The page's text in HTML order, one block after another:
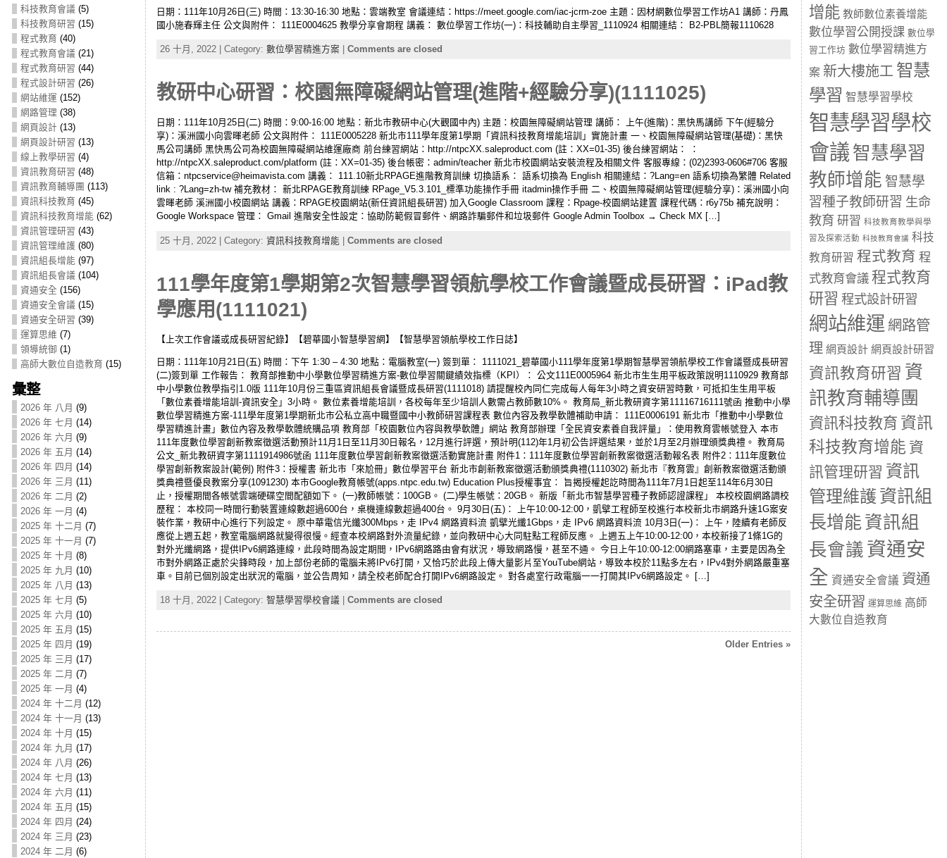
科技教育會議 (5)
科技教育研習 (15)
程式教育 (40)
程式教育會議 (21)
程式教育研習 (44)
程式設計研習 (26)
網站維運 (152)
網路管理 (38)
網頁設計(13)
網頁設計研習 (13)
線上教學研習 (4)
資訊教育研習 (48)
資訊教育輔導團 (113)
資訊科技教育 (45)
資訊科技教育增能(62)
資訊管理研習 (43)
資訊管理維護(80)
資訊組長增能(97)
資訊組長會議 (104)
資通安全 (156)
資通安全會議 (15)
資通安全研習 (39)
運算思維 (7)
領導統御 (1)
高師大數位自造教育 (15)
彙整
2026 年 八月 (9)
2026 年 七月 (14)
2026 年 六月 (9)
2026 年 五月 (14)
2026 年 四月 (14)
2026 年 三月 (11)
2026 年 二月 (2)
2026 年 一月 (4)
2025 年 十二月 (7)
2025 年 十一月 (7)
2025 年 十月 (8)
2025 年 九月 (10)
2025 年 八月 (13)
2025 年 七月 (5)
2025 年 六月 (10)
2025 年 五月 (15)
2025 年 四月 (19)
2025 年 三月 (17)
2025 年 二月 (7)
2025 年 一月 (4)
2024 年 十二月 (12)
2024 年 十一月 (13)
2024 年 十月 (15)
2024 年 九月 (17)
2024 年 八月 (26)
2024 年 七月 (13)
2024 年 六月 (11)
2024 年 五月 (15)
2024 年 四月 (24)
2024 年 三月 (23)
2024 年 二月 (6)
日期：111年10月26日(三) 時間：13:30-16:30 地點：雲端教室 會議連結：https://meet.google.com/iac-jcrm-zoe 主題：因材網數位學習工作坊A1 講師：丹鳳
國小施春輝主任 公文與附件： 111E0004625 教學分享會期程 講義： 數位學習工作坊(一)：科技輔助自主學習_1110924 相關連結： B2-PBL簡報1110628
26 十月, 2022 | Category: 數位學習精進方案 Comments are closed
教研中心研習：校園無障礙網站管理(進階+經驗分享)(1111025)
日期：111年10月25日(二) 時間：9:00-16:00 地點：新北市教研中心(大觀國中內) 主題：校園無障礙網站管理 講師： 上午(進階)：黑快馬講師 下午(經驗分
享)：溪洲國小向雲暉老師 公文與附件： 111E0005228 新北市111學年度第1學期「資訊科技教育增能培訓」實施計畫 一、校園無障礙網站管理(基礎)：黑快
馬公司講師 黑快馬公司為校園無障礙網站維運廠商 前台練習網站：http://ntpcXX.saleproduct.com (註：XX=01-35) 後台練習網站： ：
http://ntpcXX.saleproduct.com/platform (註：XX=01-35) 後台帳密：admin/teacher 新北市校園網站安裝流程及相關文件 客服專線：(02)2393-0606#706 客服
信箱：ntpcservice@heimavista.com 講義： 111.10新北RPAGE進階教育訓練 切換語系： 語系切換為 English 相關連結：?Lang=en 語系切換為繁體 Related
link : ?Lang=zh-tw 補充教材： 新北RPAGE教育訓練 RPage_V5.3.101_標準功能操作手冊 itadmin操作手冊 二、校園無障礙網站管理(經驗分享)：溪洲國小向
雲暉老師 溪洲國小校園網站 講義：RPAGE校園網站(新任資訊組長研習) 加入Google Classroom 課程：Rpage-校園網站建置 課程代碼：r6y75b 補充說明：
Google Workspace 管理： Gmail 進階安全性設定：協助防範假冒郵件、網路詐騙郵件和垃圾郵件 Google Admin Toolbox → Check MX […]
25 十月, 2022 | Category: 資訊科技教育增能 Comments are closed
111學年度第1學期第2次智慧學習領航學校工作會議暨成長研習：iPad教
學應用(1111021)
【上次工作會議或成長研習紀錄】【碧華國小智慧學習網】【智慧學習領航學校工作日誌】
日期：111年10月21日(五) 時間：下午 1:30 – 4:30 地點：電腦教室(一) 簽到單： 1111021_碧華國小111學年度第1學期智慧學習領航學校工作會議暨成長研習
(二)簽到單 工作報告： 教育部推動中小學數位學習精進方案-數位學習關鍵績效指標（KPI）： 公文111E0005964 新北市生生用平板政策說明1110929 教育部
中小學數位教學指引1.0版 111年10月份三重區資訊組長會議暨成長研習(1111018) 請提醒校內同仁完成每人每年3小時之資安研習時數，可抵扣生生用平板
「數位素養增能培訓-資訊安全」3小時。 數位素養增能培訓，各校每年至少培訓人數需占教師數10%。 教育局_新北教研資字第11116716111號函 推動中小學
數位學習精進方案-111學年度第1學期新北市公私立高中職暨國中小教師研習課程表 數位內容及教學軟體補助申請： 111E0006191 新北市「推動中小學數位
學習精進計畫」數位內容及教學軟體統購品項 教育部「校園數位內容與教學軟體」網站 教育部辦理「全民資安素養自我評量」：使用教育雲帳號登入 本市
111年度數位學習創新教案徵選活動預計11月1日至11月30日報名，12月進行評選，預計明(112)年1月初公告評選結果，並於1月至2月辦理頒獎典禮。 教育局
公文_新北教研資字第1111914986號函 111年度數位學習創新教案徵選活動實施計畫 附件1：111年度數位學習創新教案徵選活動報名表 附件2：111年度數位
學習創新教案設計(範例) 附件3：授權書 新北市「來尬冊」數位學習平台 新北市創新教案徵選活動頒獎典禮(1110302) 新北市『教育雲』創新教案徵選活動頒
獎典禮暨優良教案分享(1091230) 本市Google教育帳號(apps.ntpc.edu.tw) Education Plus授權事宜： 旨揭授權起訖時間為111年7月1日起至114年6月30日
止，授權期間各帳號雲端硬碟空間配額如下。 (一)教師帳號：100GB。 (二)學生帳號：20GB。 新版「新北市智慧學習種子教師認證課程」 本校校園網路調校
歷程： 本校同一時間行動裝置連線數超過600台，桌機連線數超過400台。 9月30日(五)： 上午10:00-12:00，凱擘工程師至校進行本校新北市網路升速1G案安
裝作業，教研中心進行下列設定。 原中華電信光纖300Mbps，走 IPv4 網路資料流 凱擘光纖1Gbps，走 IPv6 網路資料流 10月3日(一)： 上午，陸續有老師反
應從上週五起，教室電腦網路就變得很慢。經查本校網路對外流量紀錄，並向教研中心大同駐點工程師反應。 上週五上午10:00-12:00，本校新接了1條1G的
對外光纖網路，提供IPv6網路連線，此段時間為設定期間，IPv6網路路由會有狀況，導致網路慢，甚至不通。 今日上午10:00-12:00網路塞車，主要是因為全
市對外網路正處於尖鋒時段，加上部份老師的電腦未將IPv6打開，又恰巧於此段上傳大量影片至YouTube網站，導致本校於11點多左右，IPv4對外網路嚴重塞
車。目前已個別設定出狀況的電腦，並公告周知，請全校老師配合打開IPv6網路設定。 對各處室行政電腦一一打開其IPv6網路設定。 […]
18 十月, 2022 | Category: 智慧學習學校會議| Comments are closed
Older Entries »
增能 教師數位素養增能
數位學習公開授課 數位學
習工作坊 數位學習精進方
案 新大樓施工 智慧
學習 智慧學習學校
智慧學習學校
會議 智慧學習
教師增能 智慧學
習種子教師研習 生命
教育 研習 科技教育教學與學
習及探索活動 科技教育會議 科技
教育研習 程式教育 程
式教育會議 程式教育
研習 程式設計研習
網站維運 網路管
理 網頁設計 網頁設計研習
資訊教育研習 資
訊教育輔導團
資訊科技教育 資訊
科技教育增能 資
訊管理研習 資訊
管理維護 資訊組
長增能資訊組
長會議 資通安
全 資通安全會議 資通
安全研習 運算思維 高師
大數位自造教育